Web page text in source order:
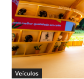
Veículos